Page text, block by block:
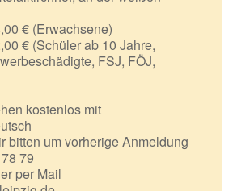
€ (Erwachsene)
€ (Schüler ab 10 Jahre,
FSJ, FÖJ,
kostenlos mit
bitten um vorherige Anmeldung
79
per Mail